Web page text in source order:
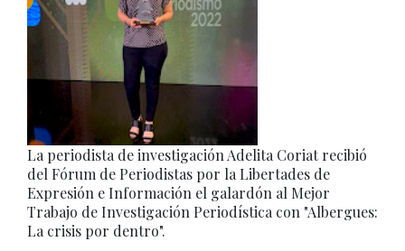
La periodista de investigación Adelita Coriat recibió
del Fórum de Periodistas por la Libertades de
Expresión e Información el galardón al Mejor
Trabajo de Investigación Periodística con "Albergues:
La crisis por dentro".